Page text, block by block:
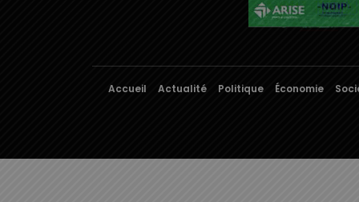
Accueil Actualité Politique Économie